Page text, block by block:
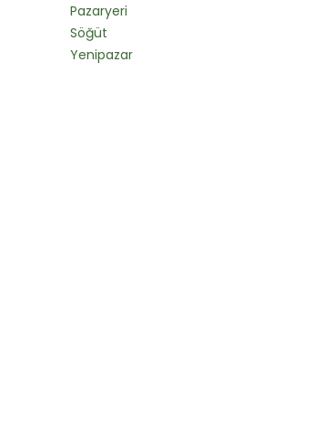
Pazaryeri
Söğüt
Yenipazar